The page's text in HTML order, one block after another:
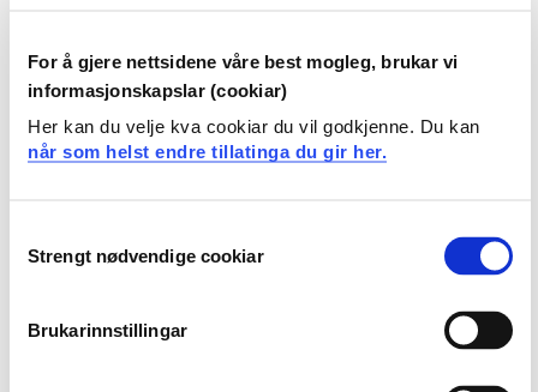
For å gjere nettsidene våre best mogleg, brukar vi
informasjonskapslar (cookiar)
Her kan du velje kva cookiar du vil godkjenne. Du kan
når som helst endre tillatinga du gir her.
Selection
Strengt nødvendige cookiar
Brukarinnstillingar
fleirkulturelt perspektiv
kan rettleie, leie og kritisk reflektere over arbeidet
med språk, tekst og matematikk i barnehagen
diskusjonar i samtida knytt til språk, tekst og